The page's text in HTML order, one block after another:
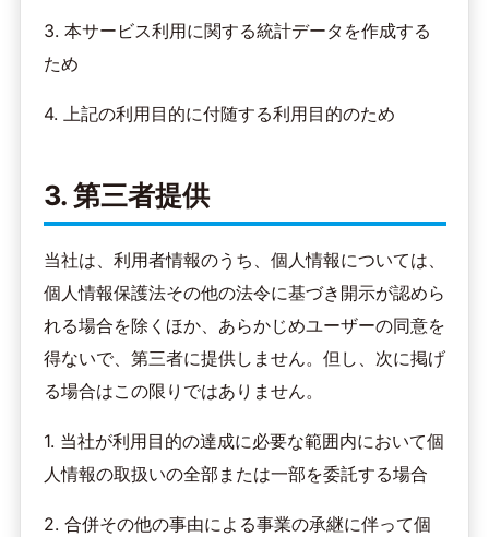
3. 本サービス利用に関する統計データを作成する
ため
4. 上記の利用目的に付随する利用目的のため
3. 第三者提供
当社は、利用者情報のうち、個人情報については、
個人情報保護法その他の法令に基づき開示が認めら
れる場合を除くほか、あらかじめユーザーの同意を
得ないで、第三者に提供しません。但し、次に掲げ
る場合はこの限りではありません。
1. 当社が利用目的の達成に必要な範囲内において個
人情報の取扱いの全部または一部を委託する場合
2. 合併その他の事由による事業の承継に伴って個